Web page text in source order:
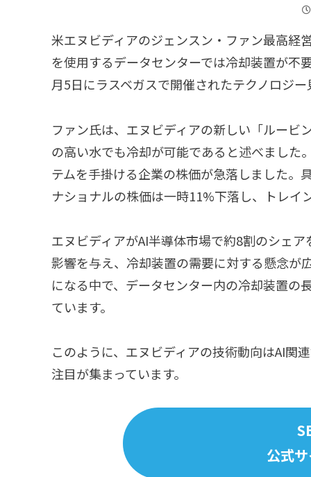
米エヌビディアのジェンスン・ファン最高経
を使用するデータセンターでは冷却装置が不
月5日にラスベガスで開催されたテクノロジ
ファン氏は、エヌビディアの新しい「ルービ
の高い水でも冷却が可能であると述べました
テムを手掛ける企業の株価が急落しました。
ナショナルの株価は一時11%下落し、トレイ
エヌビディアがAI半導体市場で約8割のシェ
影響を与え、冷却装置の需要に対する懸念が
になる中で、データセンター内の冷却装置の
ています。
このように、エヌビディアの技術動向はAI関
注目が集まっています。
公式